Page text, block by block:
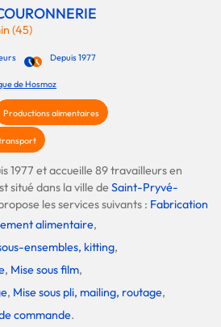
(45)
Depuis 1977
de Hosmoz
Productions alimentaires
1977 et accueille 89 travailleurs en
situé dans la ville deSaint-Pryvé-
les services suivants : Fabrication
alimentaire,
ensembles, kitting,
, Mise sous film,
, Mise sous pli, mailing, routage,
commande.